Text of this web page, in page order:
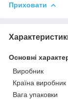
Приховати
Основні
Виробник
Країна виробник
Вага упаковки